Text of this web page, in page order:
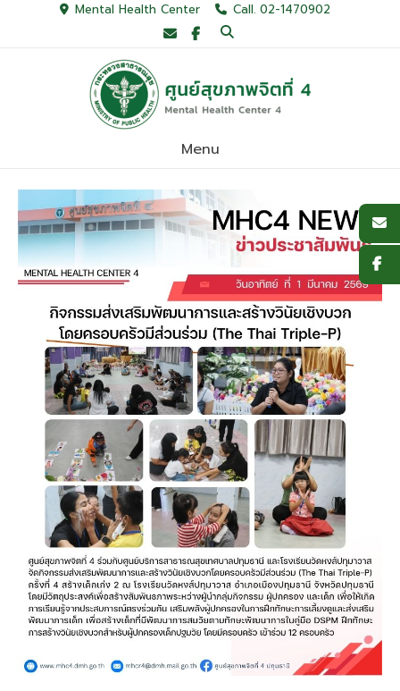
Mental Health Center Call. 02-1470902
Menu